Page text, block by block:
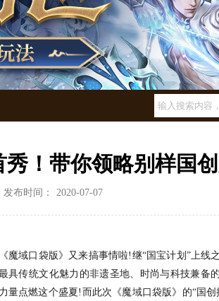
！带你领略别样国
发布时间： 2020-07-07
域口袋版》又来搞事情啦!继“国宝计划”上线
具传统文化魅力的非遗圣地、时尚与科技兼备
量点燃这个盛夏!而此次《魔域口袋版》的“国创